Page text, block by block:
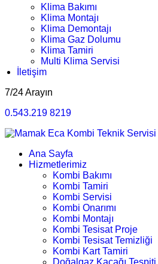
Klima Bakımı
Klima Montajı
Klima Demontajı
Klima Gaz Dolumu
Klima Tamiri
Multi Klima Servisi
İletişim
7/24 Arayın
0.543.219 8219
Ana Sayfa
Hizmetlerimiz
Kombi Bakımı
Kombi Tamiri
Kombi Servisi
Kombi Onarımı
Kombi Montajı
Kombi Tesisat Proje
Kombi Tesisat Temizliği
Kombi Kart Tamiri
Doğalgaz Kaçağı Tespiti